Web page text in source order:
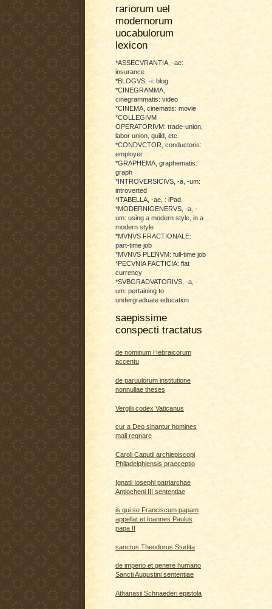
rariorum uel
modernorum
uocabulorum
lexicon
*ASSECVRANTIA, -ae:
insurance
*BLOGVS, -i: blog
*CINEGRAMMA,
cinegrammatis: video
*CINEMA, cinematis: movie
*COLLEGIVM
OPERATORIVM: trade-union,
labor union, guild, etc.
*CONDVCTOR, conductoris:
employer
*GRAPHEMA, graphematis:
graph
*INTROVERSICIVS, -a, -um:
introverted
*ITABELLA, -ae, : iPad
*MODERNIGENERVS, -a, -
um: using a modern style, in a
modern style
*MVNVS FRACTIONALE:
part-time job
*MVNVS PLENVM: full-time job
*PECVNIA FACTICIA: fiat
currency
*SVBGRADVATORIVS, -a, -
um: pertaining to
undergraduate education
saepissime
conspecti tractatus
de nominum Hebraicorum
accentu
de paruulorum institutione
nonnullae theses
Vergilii codex Vaticanus
cur a Deo sinantur homines
mali regnare
Caroli Caputii archiepiscopi
Philadelphiensis praeceptio
Ignatii Iosephi patriarchae
Antiocheni III sententiae
is qui se Franciscum papam
appellat et Ioannes Paulus
papa II
sanctus Theodorus Studita
de imperio et genere humano
Sancti Augustini sententiae
Athanasii Schnaederi epistola